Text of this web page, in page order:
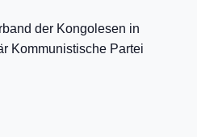
der Kongolesen in
Kommunistische Partei